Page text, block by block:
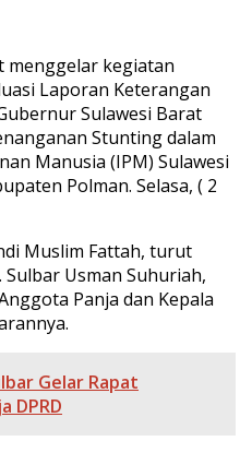
menggelar kegiatan
Laporan Keterangan
Sulawesi Barat
Stunting dalam
Manusia (IPM) Sulawesi
Polman. Selasa, ( 2
Muslim Fattah, turut
Sulbar Usman Suhuriah,
Panja dan Kepala
Gelar Rapat
DPRD